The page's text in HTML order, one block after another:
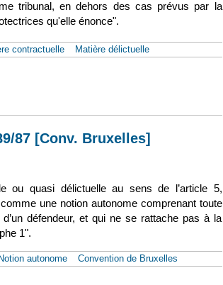
tribunal, en dehors des cas prévus par la
qu'elle énonce".
contractuelle Matière délictuelle
87 [Conv. Bruxelles]
ou quasi délictuelle au sens de l’article 5,
une notion autonome comprenant toute
défendeur, et qui ne se rattache pas à la
1".
Notion autonome Convention de Bruxelles